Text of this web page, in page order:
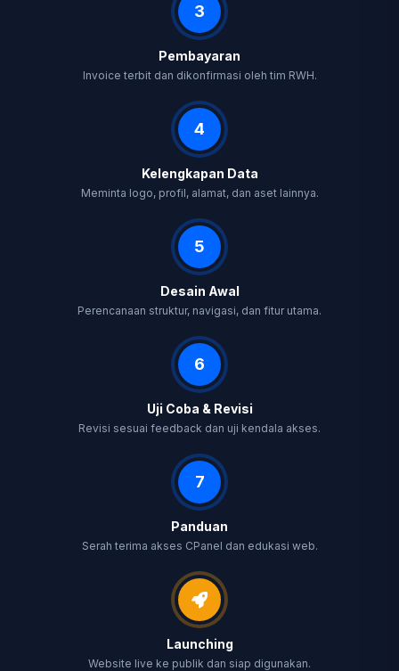
3
Pembayaran
Invoice terbit dan dikonfirmasi oleh tim RWH.
4
Kelengkapan Data
Meminta logo, profil, alamat, dan aset lainnya.
5
Desain Awal
Perencanaan struktur, navigasi, dan fitur utama.
6
Uji Coba & Revisi
Revisi sesuai feedback dan uji kendala akses.
7
Panduan
Serah terima akses CPanel dan edukasi web.
Launching
Website live ke publik dan siap digunakan.